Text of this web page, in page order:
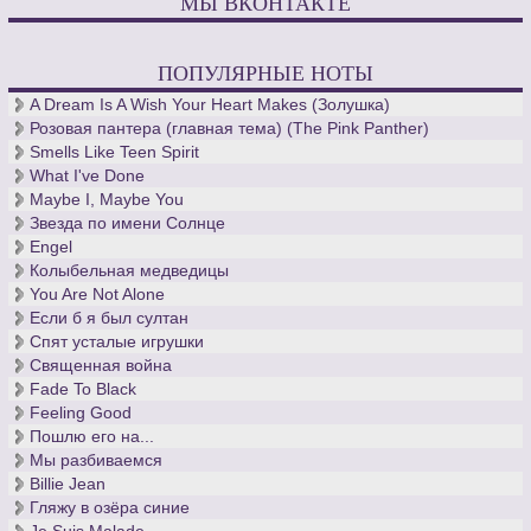
ПОПУЛЯРНЫЕ НОТЫ
A Dream Is A Wish Your Heart Makes (Золушка)
Розовая пантера (главная тема) (The Pink Panther)
Smells Like Teen Spirit
What I've Done
Maybe I, Maybe You
Звезда по имени Солнце
Engel
Колыбельная медведицы
You Are Not Alone
Если б я был султан
Спят усталые игрушки
Священная война
Fade To Black
Feeling Good
Пошлю его на...
Мы разбиваемся
Billie Jean
Гляжу в озёра синие